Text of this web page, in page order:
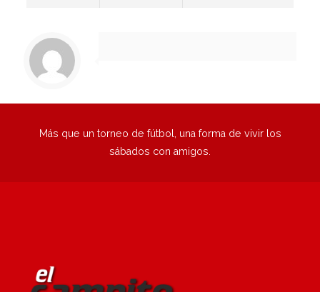
Más que un torneo de fútbol, una forma de vivir los
sábados con amigos.